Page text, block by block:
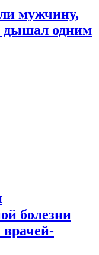
мужчину,
дышал одним
болезни